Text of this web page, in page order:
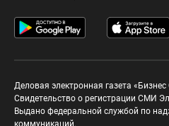
Деловая электронная газета «Бизнес
Свидетельство о регистрации СМИ
Выдано федеральной службой по
коммуникаций.